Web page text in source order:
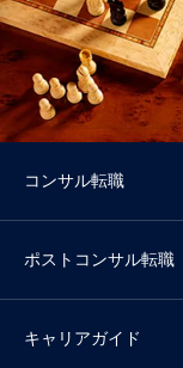
コンサル転職
ポストコンサル転職
キャリアガイド